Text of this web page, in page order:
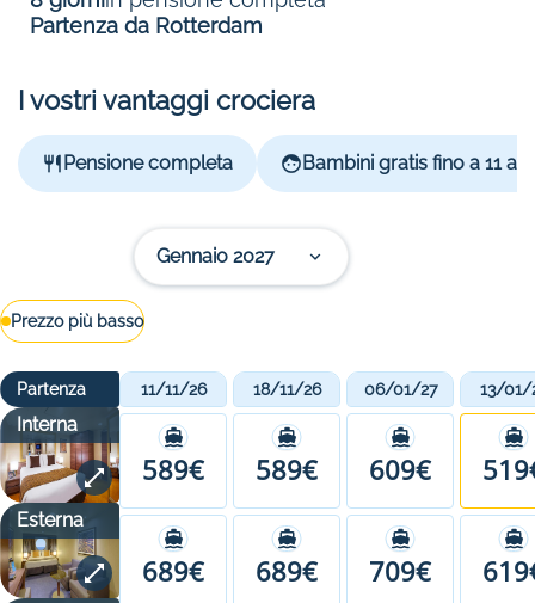
Partenza da Rotterdam
I vostri vantaggi crociera
Pensione completa Bambini gratis fino a 11
Prezzo più basso
Gennaio 2027
Partenza
Interna
Esterna
11/11/26 18/11/26 06/01/27 13/01/
589€ 589€ 609€
689€ 689€ 709€